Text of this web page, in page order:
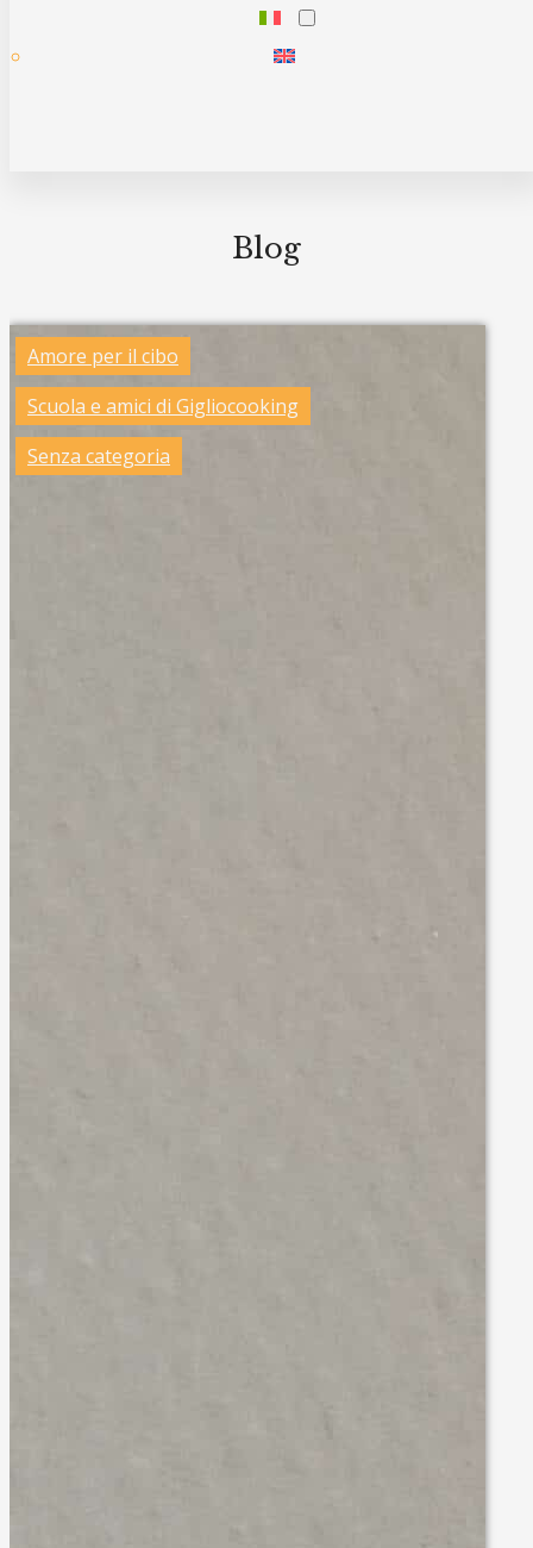
Blog
Amore per il cibo
Scuola e amici di Gigliocooking
Senza categoria